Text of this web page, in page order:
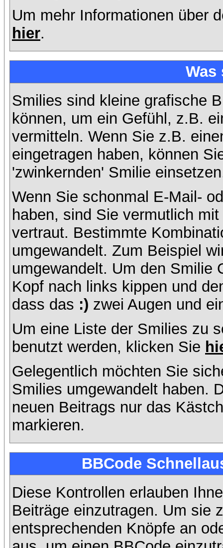
Um mehr Informationen über
hier.
Was
Smilies sind kleine grafische
können, um ein Gefühl, z.B.
vermitteln. Wenn Sie z.B.
eingetragen haben, können
'zwinkernden' Smilie
Wenn Sie schonmal E-Mail-
haben, sind Sie vermutlich
vertraut. Bestimmte
umgewandelt. Zum Beispiel
umgewandelt. Um den Smilie
Kopf nach links kippen und
dass das :) zwei Augen und
Um eine Liste der Smilies zu
benutzt werden, klicken Sie
Gelegentlich möchten Sie
Smilies umgewandelt haben.
neuen Beitrags nur das
markieren.
BBCode
Diese Kontrollen erlauben
Beiträge einzutragen. Um sie
entsprechenden Knöpfe an